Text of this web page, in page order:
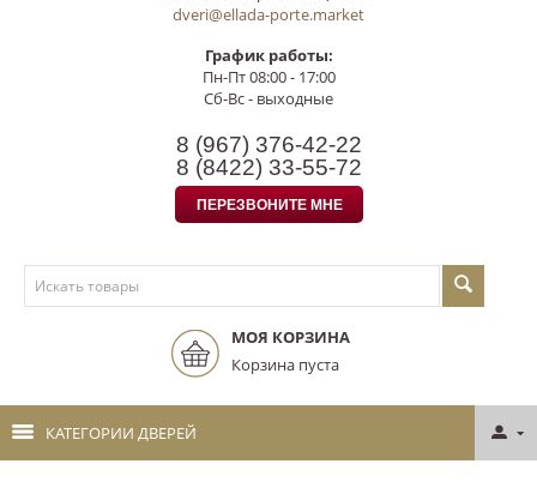
dveri@ellada-porte.market
График работы:
Пн-Пт 08:00 - 17:00
Сб-Вс - выходные
8 (967) 376-42-22
8 (8422) 33-55-72
ПЕРЕЗВОНИТЕ МНЕ
МОЯ КОРЗИНА
Корзина пуста
КАТЕГОРИИ ДВЕРЕЙ